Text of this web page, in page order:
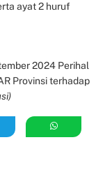
ayat 2 huruf
2024 Perihal
Provinsi terhadap